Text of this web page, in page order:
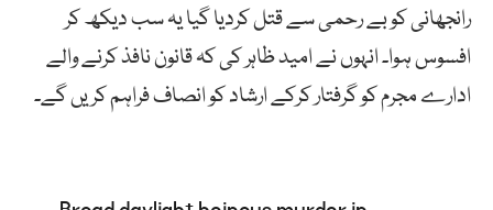
رانجھانی کو بے رحمی سے قتل کردیا گیا یہ سب دیکھ کر
افسوس ہوا۔ انہوں نے امید ظاہر کی کہ قانون نافذ کرنے والے
ادارے مجرم کو گرفتار کرکے ارشاد کو انصاف فراہم کریں گے۔